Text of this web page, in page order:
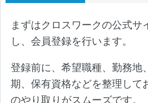
まずはクロスワークの公式サ
し、会員登録を行います。
登録前に、希望職種、勤務地
期、保有資格などを整理して
のやり取りがスムーズです。